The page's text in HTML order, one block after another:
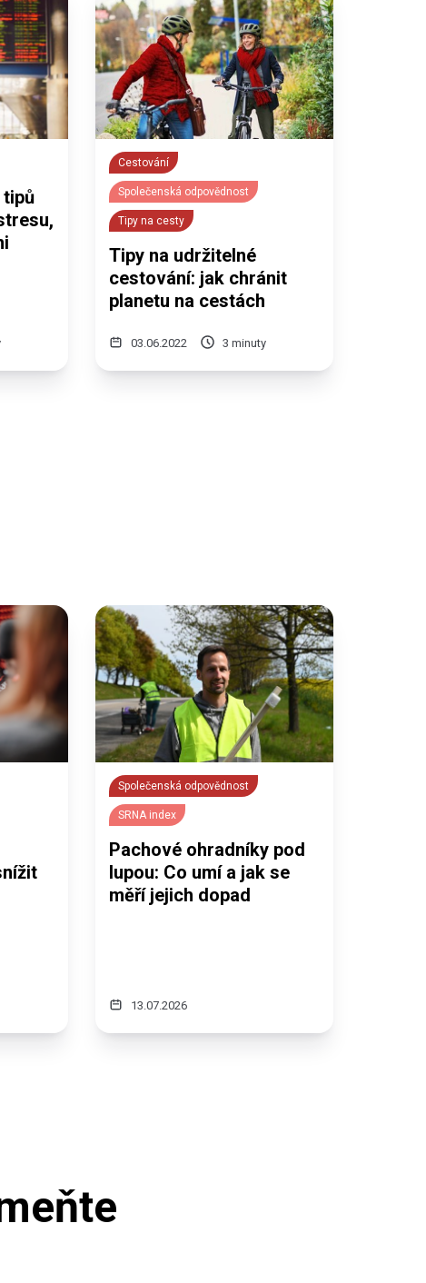
tipů
Cestování
Společenská odpovědnost
Tipy na cesty
Tipy na udržitelné
cestování: jak chránit
planetu na cestách
03.06.2022 3 minuty
Společenská odpovědnost
SRNA index
Pachové ohradníky pod
lupou: Co umí a jak se
měří jejich dopad
13.07.2026